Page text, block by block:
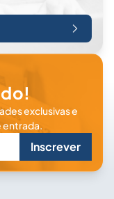
exclusivas e
entrada.
Inscrever